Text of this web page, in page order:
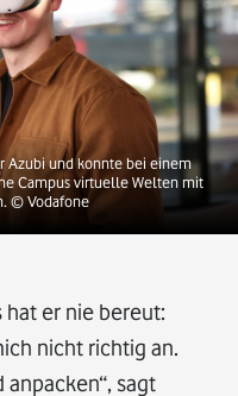
Azubi und konnte bei einem
Campus virtuelle Welten mit
© Vodafone
hat er nie bereut:
nicht richtig an.
sagt